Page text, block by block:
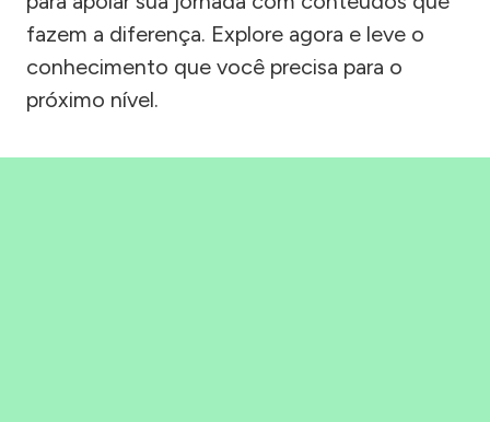
fazem a diferença. Explore agora e leve o
conhecimento que você precisa para o
próximo nível.